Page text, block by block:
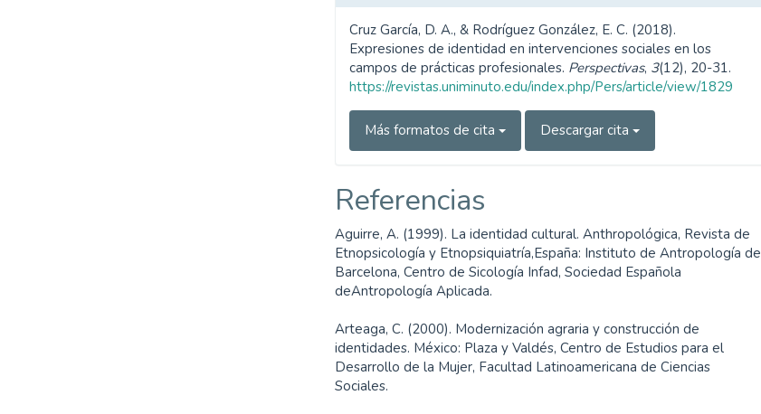
Cruz García, D. A., & Rodríguez González, E. C. (2018).
Expresiones de identidad en intervenciones sociales en los
campos de prácticas profesionales. Perspectivas, 3(12), 20-31.
https://revistas.uniminuto.edu/index.php/Pers/article/view/1829
Más formatos de cita Descargar cita
Referencias
Aguirre, A. (1999). La identidad cultural. Anthropológica, Revista de
Etnopsicología y Etnopsiquiatría,España: Instituto de Antropología de
Barcelona, Centro de Sicología Infad, Sociedad Española
deAntropología Aplicada.
Arteaga, C. (2000). Modernización agraria y construcción de
identidades. México: Plaza y Valdés, Centro de Estudios para el
Desarrollo de la Mujer, Facultad Latinoamericana de Ciencias
Sociales.